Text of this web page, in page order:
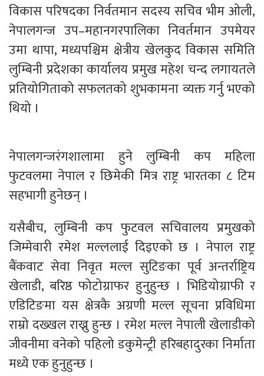
विकास परिषदका निर्वतमान सदस्य सचिव भीम ओली,
नेपालगन्ज उप–महानगरपालिका निवर्तमान उपमेयर
उमा थापा, मध्यपश्चिम क्षेत्रीय खेलकुद विकास समिति
लुम्बिनी प्रदेशका कार्यालय प्रमुख महेश चन्द लगायतले
प्रतियोगिताको सफलतको शुभकामना व्यक्त गर्नु भएको
थियो ।
नेपालगन्जरंगशालामा हुने लुम्बिनी कप महिला
फुटवलमा नेपाल र छिमेकी मित्र राष्ट्र भारतका ८ टिम
सहभागी हुनेछन् ।
यसैबीच, लुम्बिनी कप फुटवल सचिवालय प्रमुखको
जिम्मेवारी रमेश मल्ललाई दिइएको छ । नेपाल राष्ट्र
बैंकवाट सेवा निवृत मल्ल सुटिङका पूर्व अन्तर्राष्ट्रिय
खेलाडी, बरिष्ठ फोटोग्राफर हुनुहुन्छ । भिडियोग्राफी र
एडिटिङमा यस क्षेत्रकै अग्रणी मल्ल सूचना प्रविधिमा
राम्रो दख्खल राख्नु हुन्छ । रमेश मल्ल नेपाली खेलाडीको
जीवनीमा वनेको पहिलो डकुमेन्ट्री हरिबहादुरका निर्माता
मध्ये एक हुनुहुन्छ ।